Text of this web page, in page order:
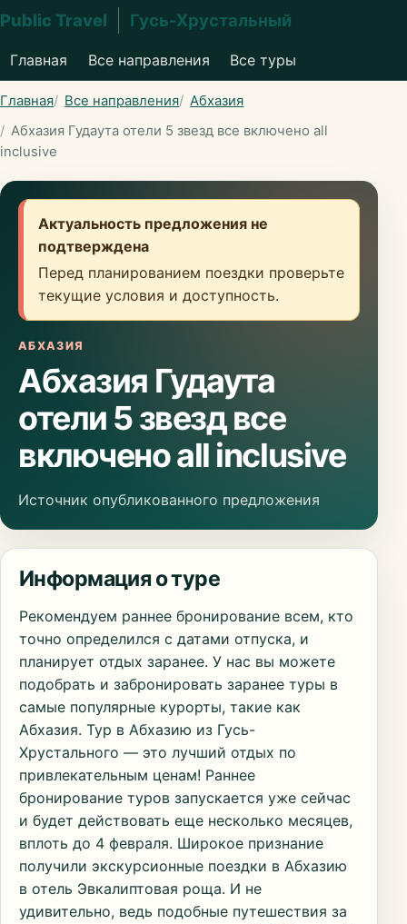
Public Travel Гусь-Хрустальный
Главная Все направления Все туры
Главная Все направления
Абхазия
Абхазия Гудаута отели 5 звезд все включено all
inclusive
Актуальность предложения не
подтверждена
Перед планированием поездки проверьте
текущие условия и доступность.
АБХАЗИЯ
Абхазия Гудаута
отели 5 звезд все
включено all inclusive
Источник опубликованного предложения
Информация о туре
Рекомендуем раннее бронирование всем, кто
точно определился с датами отпуска, и
планирует отдых заранее. У нас вы можете
подобрать и забронировать заранее туры в
самые популярные курорты, такие как
Абхазия. Тур в Абхазию из Гусь-
Хрустального — это лучший отдых по
привлекательным ценам! Раннее
бронирование туров запускается уже сейчас
и будет действовать еще несколько месяцев,
вплоть до 4 февраля. Широкое признание
получили экскурсионные поездки в Абхазию
в отель Эвкалиптовая роща. И не
удивительно, ведь подобные путешествия за